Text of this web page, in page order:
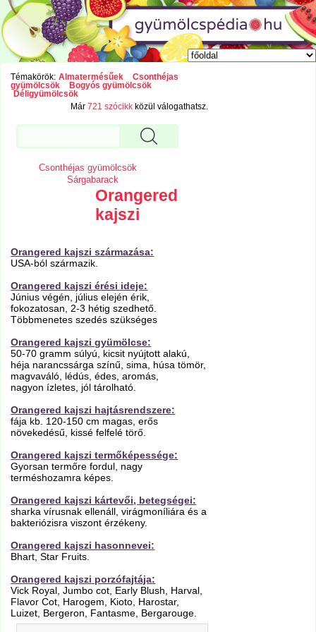
Témakörök: Almatermésűek
Csonthéjas
gyümölcsök
Bogyós gyümölcsök
Déligyümölcsök
Már721 szócikk közül válogathatsz.
Csonthéjas gyümölcsök
Sárgabarack
Orangered
kajszi
Orangered kajszi származása:
USA-ból származik.
Orangered kajszi érési ideje:
Június végén, július elején érik,
fokozatosan, 2-3 hétig szedhető.
Többmenetes szedés szükséges
Orangered kajszi gyümölcse:
50-70 gramm súlyú, kicsit nyújtott alakú,
héja narancssárga színű, sima, húsa tömör,
magvaváló, lédús, édes, aromás,
nagyon ízletes, jól tárolható.
Orangered kajszi hajtásrendszere:
fája kb. 120-150 cm magas, erős
növekedésű, kissé felfelé törő.
Orangered kajszi termőképessége:
Gyorsan termőre fordul, nagy
terméshozamra képes.
Orangered kajszi kártevői, betegségei:
sharka vírusnak ellenáll, virágmoníliára és a
bakteriózisra viszont érzékeny.
Orangered kajszi hasonnevei:
Bhart, Star Fruits.
Orangered kajszi porzófajtája:
Vick Royal, Jumbo cot, Early Blush, Harval,
Flavor Cot, Harogem, Kioto, Harostar,
Luizet, Bergeron, Fantasme, Bergarouge.